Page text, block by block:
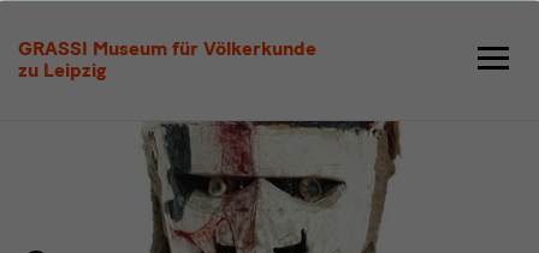
GRASSI Museum für Völkerkunde
zu Leipzig